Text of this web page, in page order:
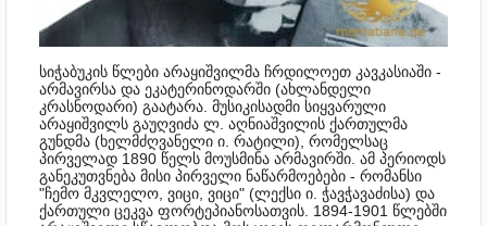
სიჭაბუკის წლები არაყიშვილმა ჩრდილოეთ კავკასიაში -
არმავირსა და ეკატერინოდარში (ახლანდელი
კრასნოდარი) გაატარა. მუსიკისადმი სიყვარული
არაყიშვილს გაუღვიძა ლ. აღნიაშვილის ქართულმა
გუნდმა (ხელმძღვანელი ი. რატილი), რომელსაც
პირველად 1890 წელს მოუსმინა არმავირში. ამ პერიოდს
განეკუთვნება მისი პირველი ნაწარმოებები - რომანსი
"ჩემო მკვლელო, ვიცი, ვიცი" (ლექსი ი. ჭავჭავაძისა) და
ქართული ცეკვა ფორტეპიანოსათვის. 1894-1901 წლებში